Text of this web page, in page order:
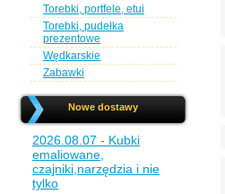
Torebki, portfele, etui
Torebki, pudełka
prezentowe
Wędkarskie
Zabawki
Nowe dostawy
2026.08.07 - Kubki
emaliowane,
czajniki,narzędzia i nie
tylko